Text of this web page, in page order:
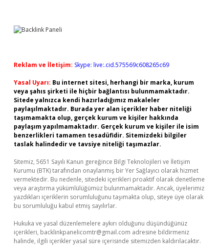
Reklam ve İletişim: Skype: live:.cid.575569c608265c69
Yasal Uyarı: Bu internet sitesi, herhangi bir marka, kurum
veya şahıs şirketi ile hiçbir bağlantısı bulunmamaktadır.
Sitede yalnızca kendi hazırladığımız makaleler
paylaşılmaktadır. Burada yer alan içerikler haber niteliği
taşımamakta olup, gerçek kurum ve kişiler hakkında
paylaşım yapılmamaktadır. Gerçek kurum ve kişiler ile isim
benzerlikleri tamamen tesadüfidir. Sitemizdeki bilgiler
taslak halindedir ve tavsiye niteliği taşımazlar.
Sitemiz, 5651 Sayılı Kanun gereğince Bilgi Teknolojileri ve İletişim
Kurumu (BTK) tarafından onaylanmış bir Yer Sağlayıcı olarak hizmet
vermektedir. Bu nedenle, sitedeki içerikleri proaktif olarak denetleme
veya araştırma yükümlülüğümüz bulunmamaktadır. Ancak, üyelerimiz
yazdıkları içeriklerin sorumluluğunu taşımakta olup, siteye üye olarak
bu sorumluluğu kabul etmiş sayılırlar.
Hukuka ve yasal düzenlemelere aykırı olduğunu düşündüğünüz
içerikleri, backlinkpanelicomtr@gmail.com adresine bildirmeniz
halinde, ilgili içerikler yasal süre içerisinde sitemizden kaldırılacaktır.